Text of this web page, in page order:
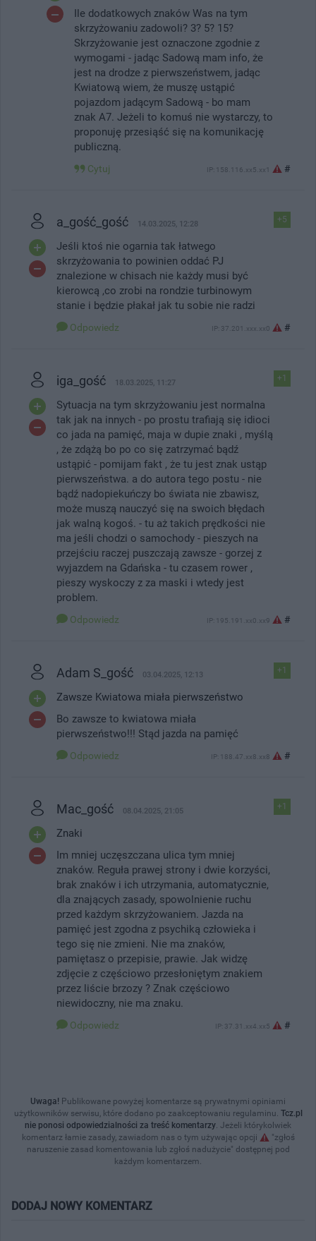
Ile dodatkowych znaków Was na tym
skrzyżowaniu zadowoli? 3? 5? 15?
Skrzyżowanie jest oznaczone zgodnie z
wymogami - jadąc Sadową mam info, że
jest na drodze z pierwszeństwem, jadąc
Kwiatową wiem, że muszę ustąpić
pojazdom jadącym Sadową - bo mam
znak A7. Jeżeli to komuś nie wystarczy, to
proponuję przesiąść się na komunikację
publiczną.
Cytuj IP: 158.116.xx5.xx1 #
+5
a_gość_gość 14.03.2025, 12:28
Jeśli ktoś nie ogarnia tak łatwego
skrzyżowania to powinien oddać PJ
znalezione w chisach nie każdy musi być
kierowcą ,co zrobi na rondzie turbinowym
stanie i będzie płakał jak tu sobie nie radzi
Odpowiedz IP: 37.201.xxx.xx0 #
+1
iga_gość 18.03.2025, 11:27
Sytuacja na tym skrzyżowaniu jest normalna
tak jak na innych - po prostu trafiają się idioci
co jada na pamięć, maja w dupie znaki , myślą
, że zdążą bo po co się zatrzymać bądź
ustąpić - pomijam fakt , że tu jest znak ustąp
pierwszeństwa. a do autora tego postu - nie
bądź nadopiekuńczy bo świata nie zbawisz,
może muszą nauczyć się na swoich błędach
jak walną kogoś. - tu aż takich prędkości nie
ma jeśli chodzi o samochody - pieszych na
przejściu raczej puszczają zawsze - gorzej z
wyjazdem na Gdańska - tu czasem rower ,
pieszy wyskoczy z za maski i wtedy jest
problem.
Odpowiedz IP: 195.191.xx0.xx9 #
+1
Adam S_gość 03.04.2025, 12:13
Zawsze Kwiatowa miała pierwszeństwo
Bo zawsze to kwiatowa miała
pierwszeństwo!!! Stąd jazda na pamięć
Odpowiedz IP: 188.47.xx8.xx8 #
+1
Mac_gość 08.04.2025, 21:05
Znaki
Im mniej uczęszczana ulica tym mniej
znaków. Reguła prawej strony i dwie korzyści,
brak znaków i ich utrzymania, automatycznie,
dla znających zasady, spowolnienie ruchu
przed każdym skrzyżowaniem. Jazda na
pamięć jest zgodna z psychiką człowieka i
tego się nie zmieni. Nie ma znaków,
pamiętasz o przepisie, prawie. Jak widzę
zdjęcie z częściowo przesłoniętym znakiem
przez liście brzozy ? Znak częściowo
niewidoczny, nie ma znaku.
Odpowiedz IP: 37.31.xx4.xx5 #
Uwaga! Publikowane powyżej komentarze są prywatnymi opiniami
użytkowników serwisu, które dodano po zaakceptowaniu regulaminu. Tcz.pl
nie ponosi odpowiedzialności za treść komentarzy. Jeżeli którykolwiek
komentarz łamie zasady, zawiadom nas o tym używając opcji
"zgłoś
naruszenie zasad komentowania lub zgłoś nadużycie" dostępnej pod
każdym komentarzem.
DODAJ NOWY KOMENTARZ